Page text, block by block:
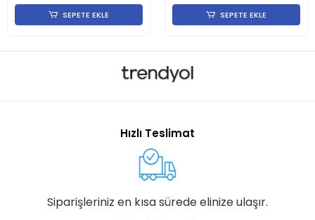
SEPETE EKLE SEPETE EKLE
Hızlı Teslimat
Siparişleriniz en kısa sürede elinize ulaşır.